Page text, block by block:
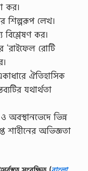
কর।
শিল্পরূপ লেখ।
বিশ্লেষণ কর।
‘রাইফেল রোটি
ঐতিহাসিক
যথার্থতা
অবস্থানভেদে ভিন্ন
শাহীনের অভিজ্ঞতা